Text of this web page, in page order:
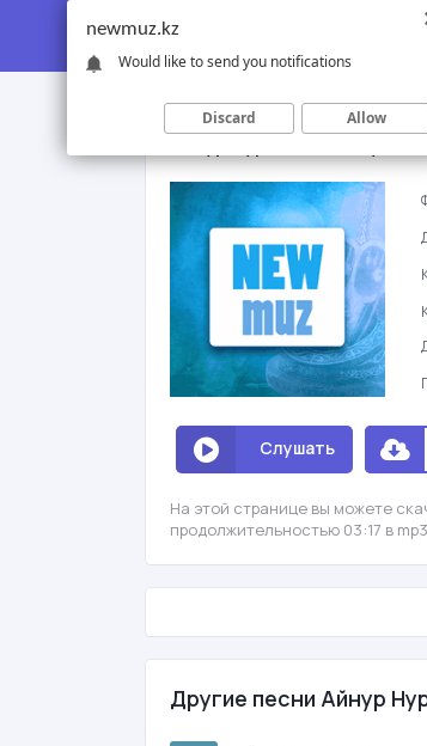
Слушать
На этой странице вы можете
продолжительностью 03:17 в
Другие песни Айнур
newmuz.kz
Would like to send you notifications
Discard Allow